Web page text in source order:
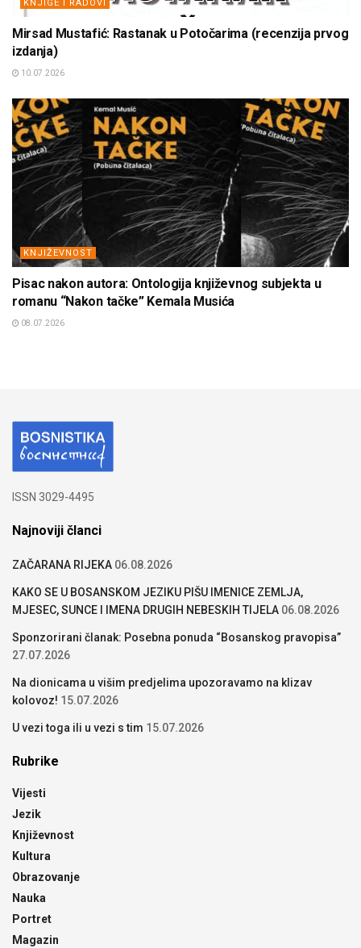
KNJIGE I RADOVI
Mirsad Mustafić: Rastanak u Potočarima (recenzija prvog
izdanja)
10.07.2026
KNJIŽEVNOST
Pisac nakon autora: Ontologija književnog subjekta u
romanu “Nakon tačke” Kemala Musića
08.07.2026
ISSN 3029-4495
Najnoviji članci
ZAČARANA RIJEKA 06.08.2026
KAKO SE U BOSANSKOM JEZIKU PIŠU IMENICE ZEMLJA,
MJESEC, SUNCE I IMENA DRUGIH NEBESKIH TIJELA 06.08.2026
Sponzorirani članak: Posebna ponuda “Bosanskog pravopisa”
27.07.2026
Na dionicama u višim predjelima upozoravamo na klizav
kolovoz! 15.07.2026
U vezi toga ili u vezi s tim 15.07.2026
Rubrike
Vijesti
Jezik
Književnost
Kultura
Obrazovanje
Nauka
Portret
Magazin